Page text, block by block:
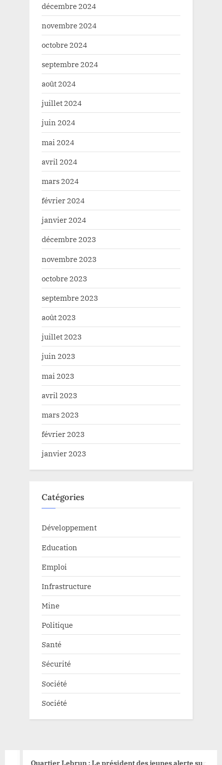
décembre 2024
novembre 2024
octobre 2024
septembre 2024
août 2024
juillet 2024
juin 2024
mai 2024
avril 2024
mars 2024
février 2024
janvier 2024
décembre 2023
novembre 2023
octobre 2023
septembre 2023
août 2023
juillet 2023
juin 2023
mai 2023
avril 2023
mars 2023
février 2023
janvier 2023
Catégories
Développement
Education
Emploi
Infrastructure
Mine
Politique
Santé
Sécurité
Société
Société
Quartier Lebrun : Le président des jeunes alerte sur